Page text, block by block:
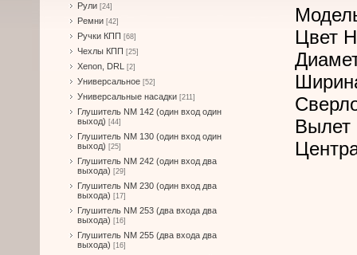
Рули [24]
Ремни [42]
Ручки КПП [68]
Чехлы КПП [25]
Xenon, DRL [2]
Универсальное [52]
Универсальные насадки [211]
Глушитель NM 142 (один вход один
выход) [44]
Глушитель NM 130 (один вход один
выход) [25]
Глушитель NM 242 (один вход два
выхода) [29]
Глушитель NM 230 (один вход два
выхода) [17]
Глушитель NM 253 (два входа два
выхода) [16]
Глушитель NM 255 (два входа два
выхода) [16]
Цвет
Вылет